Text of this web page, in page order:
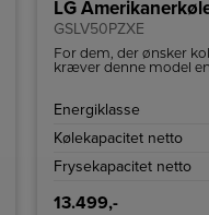
LG
GSLV50PZXE
For dem, der ønsker
kræver denne model
Energiklasse
Kølekapacitet netto
Frysekapacitet netto
13.499,-